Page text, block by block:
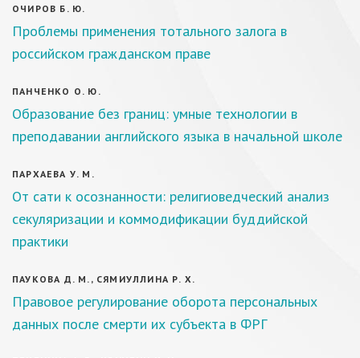
ОЧИРОВ Б. Ю.
Проблемы применения тотального залога в
российском гражданском праве
ПАНЧЕНКО О. Ю.
Образование без границ: умные технологии в
преподавании английского языка в начальной школе
ПАРХАЕВА У. М.
От сати к осознанности: религиоведческий анализ
секуляризации и коммодификации буддийской
практики
ПАУКОВА Д. М., СЯМИУЛЛИНА Р. Х.
Правовое регулирование оборота персональных
данных после смерти их субъекта в ФРГ